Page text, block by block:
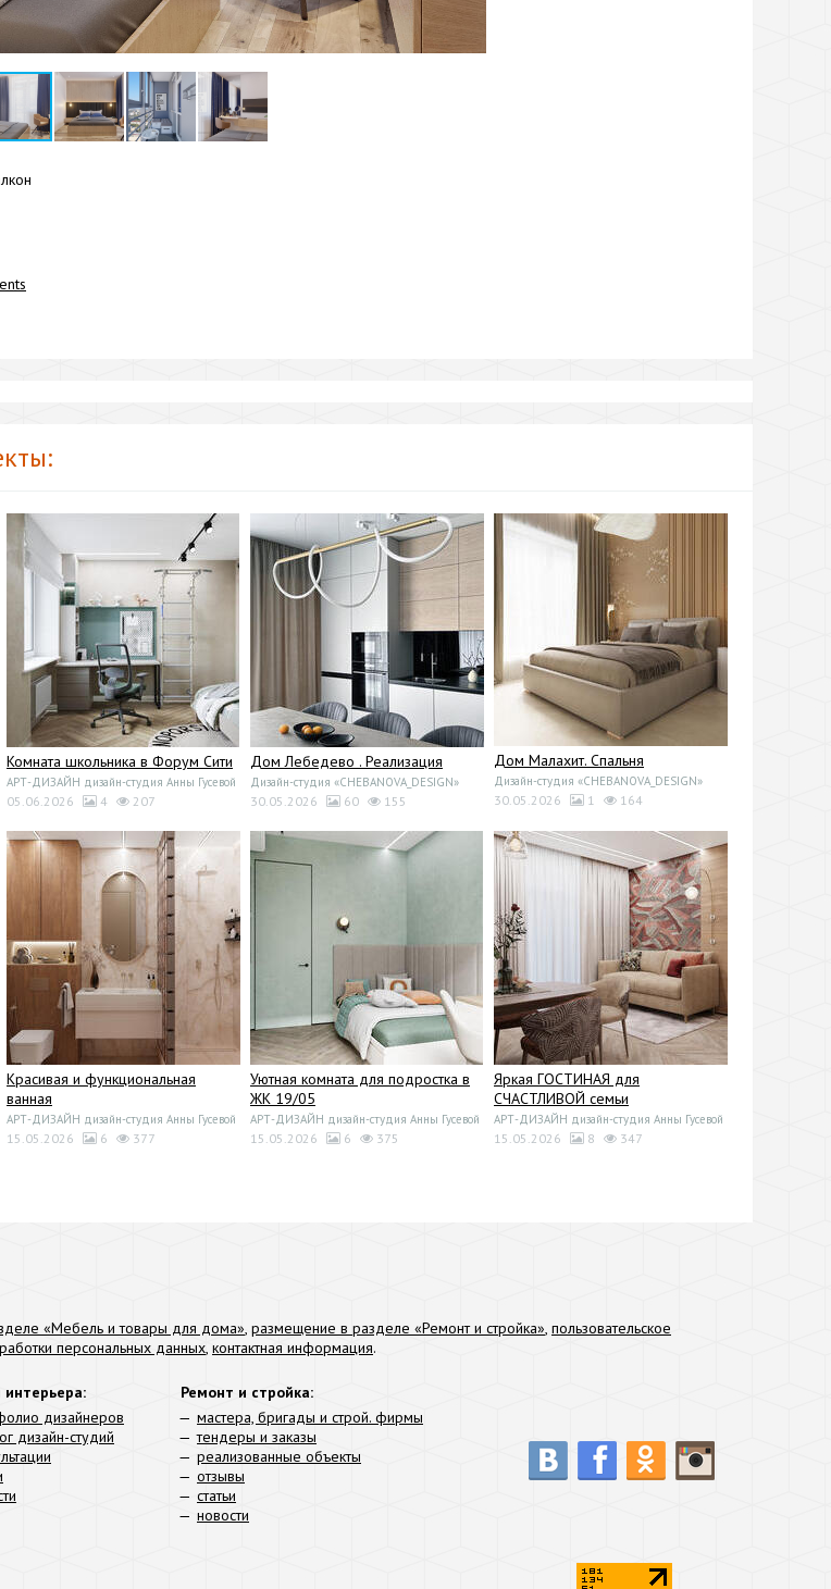
Комната школьника в Форум Сити
АРТ-ДИЗАЙН дизайн-студия Анны Гусевой
05.06.2026 4 207
Дом Лебедево . Реализация
Дизайн-студия «CHEBANOVA_DESIGN»
30.05.2026 60 155
Дом Малахит. Спальня
Дизайн-студия «CHEBANOVA_DESIGN»
30.05.2026 1 164
Красивая и функциональная
ванная
АРТ-ДИЗАЙН дизайн-студия Анны Гусевой
15.05.2026 6 377
Уютная комната для подростка в
ЖК 19/05
АРТ-ДИЗАЙН дизайн-студия Анны Гусевой
15.05.2026 6 375
Яркая ГОСТИНАЯ для
СЧАСТЛИВОЙ семьи
АРТ-ДИЗАЙН дизайн-студия Анны Гусевой
15.05.2026 8 347
«Мебель и товары для дома», размещение в разделе «Ремонт и стройка», пользовательское
персональных данных, контактная информация.
дизайнеров
дизайн-студий
Ремонт и стройка:
мастера, бригады и строй. фирмы
тендеры и заказы
реализованные объекты
отзывы
статьи
новости